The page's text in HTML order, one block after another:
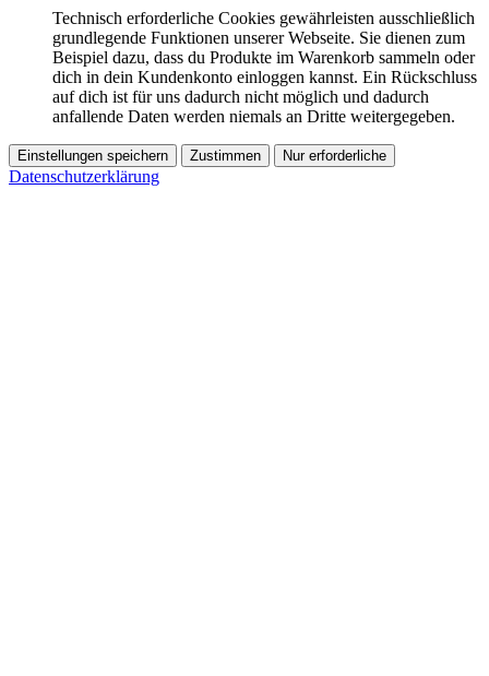
Technisch erforderliche Cookies gewährleisten ausschließlich
grundlegende Funktionen unserer Webseite. Sie dienen zum
Beispiel dazu, dass du Produkte im Warenkorb sammeln oder
dich in dein Kundenkonto einloggen kannst. Ein Rückschluss
auf dich ist für uns dadurch nicht möglich und dadurch
anfallende Daten werden niemals an Dritte weitergegeben.
Einstellungen speichern Zustimmen Nur erforderliche
Datenschutzerklärung